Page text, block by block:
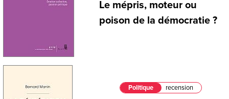
Le mépris, moteur ou
poison de la démocratie ?
Politique recension